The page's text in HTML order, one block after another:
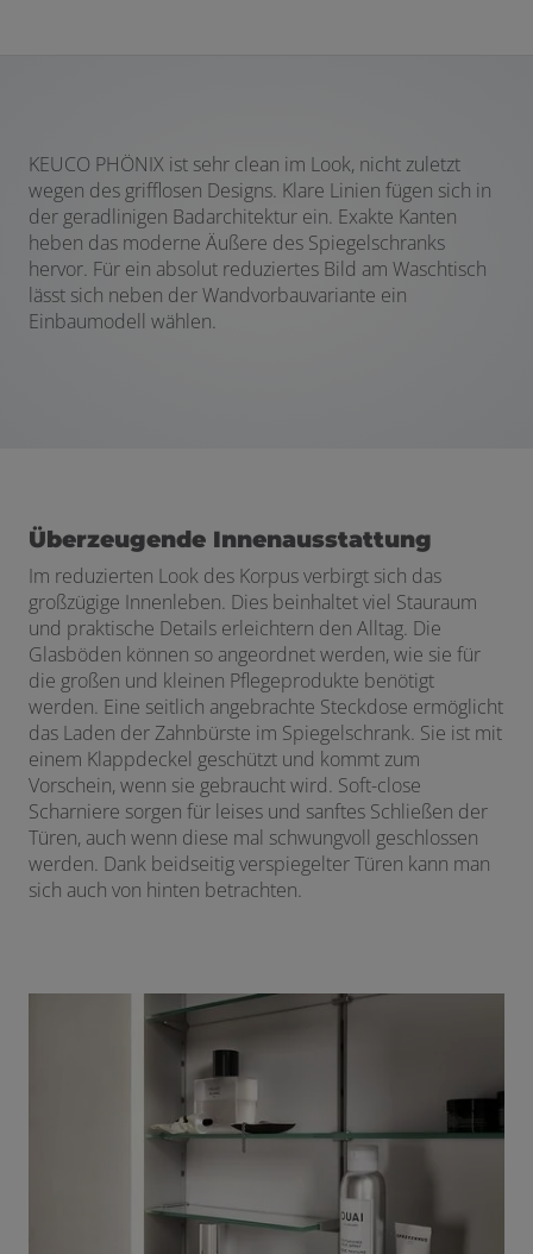
KEUCO PHÖNIX ist sehr clean im Look, nicht zuletzt
wegen des grifflosen Designs. Klare Linien fügen sich in
der geradlinigen Badarchitektur ein. Exakte Kanten
heben das moderne Äußere des Spiegelschranks
hervor. Für ein absolut reduziertes Bild am Waschtisch
lässt sich neben der Wandvorbauvariante ein
Einbaumodell wählen.
Überzeugende Innenausstattung
Im reduzierten Look des Korpus verbirgt sich das
großzügige Innenleben. Dies beinhaltet viel Stauraum
und praktische Details erleichtern den Alltag. Die
Glasböden können so angeordnet werden, wie sie für
die großen und kleinen Pflegeprodukte benötigt
werden. Eine seitlich angebrachte Steckdose ermöglicht
das Laden der Zahnbürste im Spiegelschrank. Sie ist mit
einem Klappdeckel geschützt und kommt zum
Vorschein, wenn sie gebraucht wird. Soft-close
Scharniere sorgen für leises und sanftes Schließen der
Türen, auch wenn diese mal schwungvoll geschlossen
werden. Dank beidseitig verspiegelter Türen kann man
sich auch von hinten betrachten.